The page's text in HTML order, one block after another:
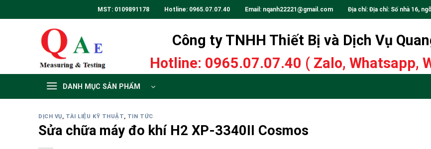
to
MST: 0109891178 Hotline: 0965.07.07.40 Email: nqanh22221@gmail.com Địa chỉ: Địa chỉ: Số nhà 16, ngõ
Công ty TNHH Thiết Bị và Dịch Vụ
Hotline: 0965.07.07.40 ( Zalo, Whatsapp,
DANH MỤC SẢN PHẨM
DỊCH VỤ, TÀI LIỆU KỸ THUẬT, TIN TỨC
Sửa chữa máy đo khí H2 XP-3340II Cosmos